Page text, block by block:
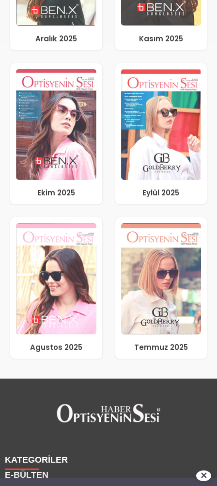
Aralık 2025 Kasım 2025
Ekim 2025 Eylül 2025
Agustos 2025 Temmuz 2025
KATEGORİLER
E-BÜLTEN ✕